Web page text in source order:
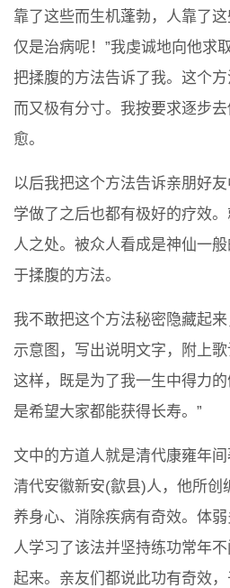
靠了这些而生机蓬勃，人靠了
仅是治病呢！”我虔诚地向他求
把揉腹的方法告诉了我。这个
而又极有分寸。我按要求逐步
愈。
以后我把这个方法告诉亲朋好
学做了之后也都有极好的疗效
人之处。被众人看成是神仙一
于揉腹的方法。
我不敢把这个方法秘密隐藏起
示意图，写出说明文字，附上歌
这样，既是为了我一生中得力
是希望大家都能获得长寿。”
文中的方道人就是清代康雍年
清代安徽新安(歙县)人，他所创
养身心、消除疾病有奇效。体
人学习了该法并坚持练功常年
起来。亲友们都说此功有奇效，